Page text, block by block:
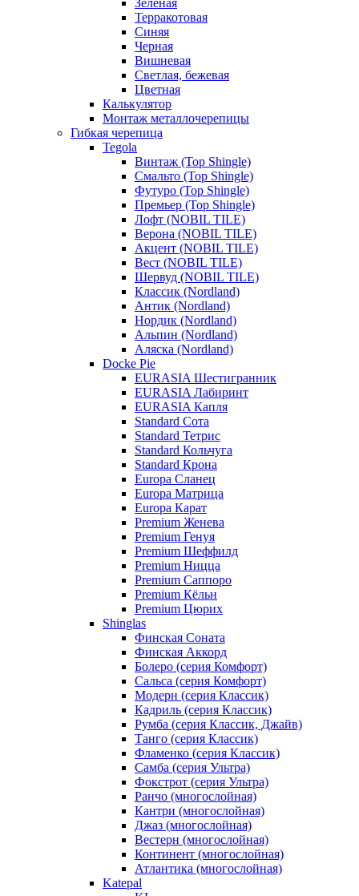
Зеленая
Терракотовая
Синяя
Черная
Вишневая
Светлая, бежевая
Цветная
Калькулятор
Монтаж металлочерепицы
Гибкая черепица
Tegola
Винтаж (Top Shingle)
Смальто (Top Shingle)
Футуро (Top Shingle)
Премьер (Top Shingle)
Лофт (NOBIL TILE)
Верона (NOBIL TILE)
Акцент (NOBIL TILE)
Вест (NOBIL TILE)
Шервуд (NOBIL TILE)
Классик (Nordland)
Антик (Nordland)
Нордик (Nordland)
Альпин (Nordland)
Аляска (Nordland)
Docke Pie
EURASIA Шестигранник
EURASIA Лабиринт
EURASIA Капля
Standard Сота
Standard Тетрис
Standard Кольчуга
Standard Крона
Europa Сланец
Europa Матрица
Europa Карат
Premium Женева
Premium Генуя
Premium Шеффилд
Premium Ницца
Premium Саппоро
Premium Кёльн
Premium Цюрих
Shinglas
Финская Соната
Финская Аккорд
Болеро (серия Комфорт)
Сальса (серия Комфорт)
Модерн (серия Классик)
Кадриль (серия Классик)
Румба (серия Классик, Джайв)
Танго (серия Классик)
Фламенко (серия Классик)
Самба (серия Ультра)
Фокстрот (серия Ультра)
Ранчо (многослойная)
Кантри (многослойная)
Джаз (многослойная)
Вестерн (многослойная)
Континент (многослойная)
Атлантика (многослойная)
Katepal